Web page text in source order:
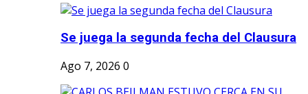
Se juega la segunda fecha del Clausura
Ago 7, 2026 0